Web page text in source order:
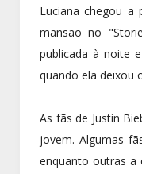
Luciana chegou a
mansão no
publicada à noite
quando ela deixou
As fãs de Justin
jovem. Algumas
enquanto outras a